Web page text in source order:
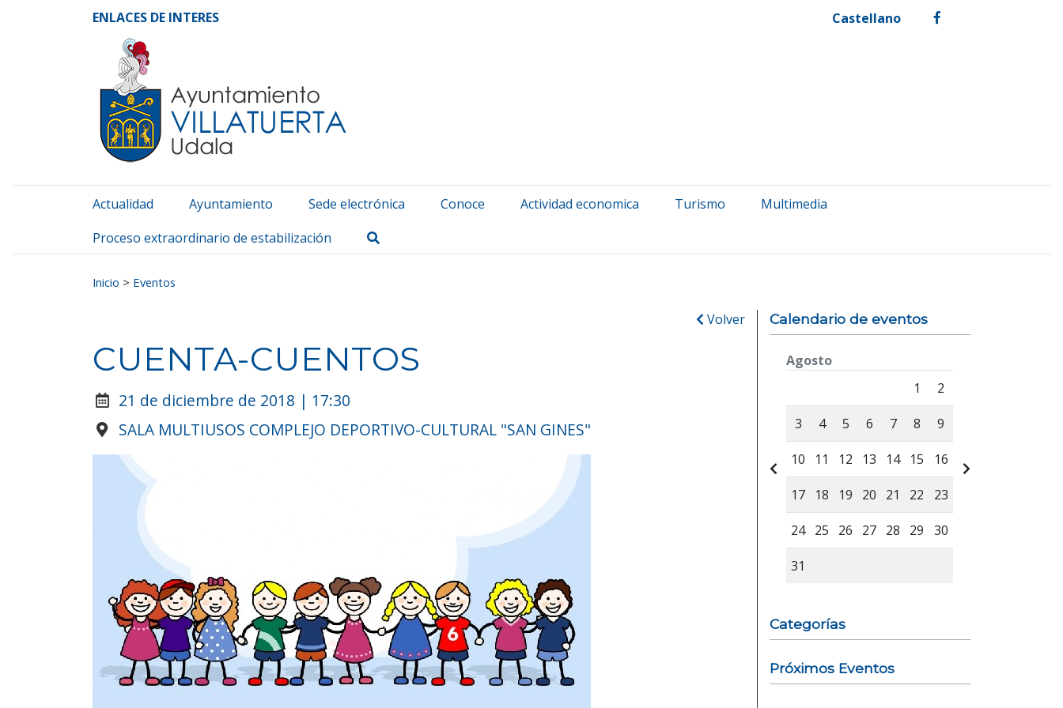
Ayuntamiento de Villatuerta Udala
ENLACES DE INTERES Castellano facebook
Actualidad Ayuntamiento Sede electrónica Conoce Actividad economica Turismo
Multimedia
Proceso extraordinario de estabilización
Inicio > Eventos
Volver
CUENTA-CUENTOS
21 de diciembre de 2018 | 17:30
SALA MULTIUSOS COMPLEJO DEPORTIVO-CULTURAL "SAN GINES"
Calendario de eventos
Agosto
Miércoles Jueves
1 2
3 4 5 6 7 8 9
10 11 12 13 14 15 16
17 18 19 20 21 22 23
24 25 26 27 28 29 30
31
Categorías
Próximos Eventos